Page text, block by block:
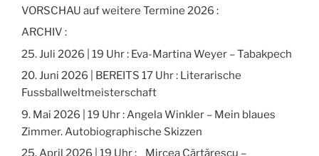
VORSCHAU auf weitere Termine 2026 :
ARCHIV :
25. Juli 2026 | 19 Uhr : Eva-Martina Weyer – Tabakpech
20. Juni 2026 | BEREITS 17 Uhr : Literarische
Fussballweltmeisterschaft
9. Mai 2026 | 19 Uhr : Angela Winkler – Mein blaues
Zimmer. Autobiographische Skizzen
25. April 2026 | 19 Uhr : Mircea Cărtărescu –